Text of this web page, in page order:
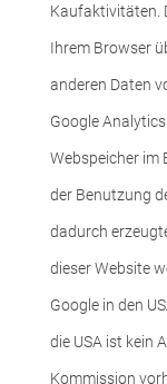
Kaufaktivitäten.
Ihrem Browser
anderen Daten
Google
Webspeicher im
der Benutzung
dadurch
dieser Website
Google in den
die USA ist kein
Kommission